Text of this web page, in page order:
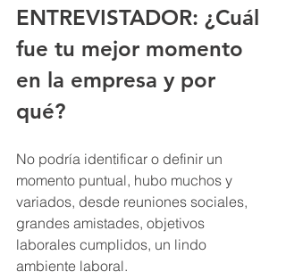
ENTREVISTADOR: ¿Cuál
fue tu mejor momento
en la empresa y por
qué?
No podría identificar o definir un
momento puntual, hubo muchos y
variados, desde reuniones sociales,
grandes amistades, objetivos
laborales cumplidos, un lindo
ambiente laboral.